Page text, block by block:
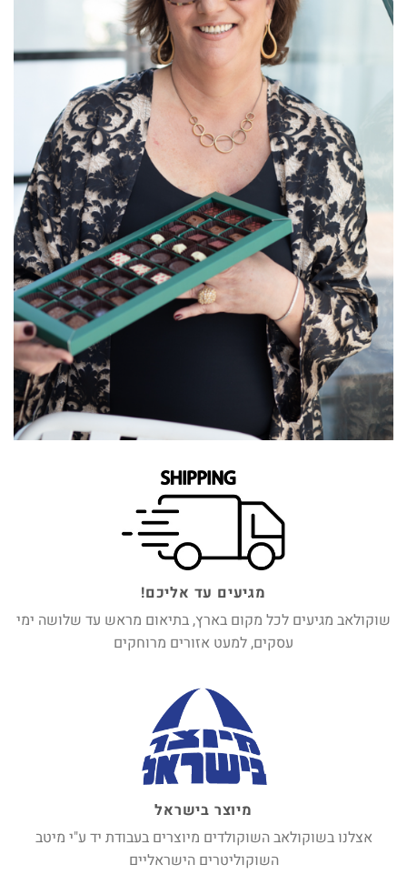
מגיעים עד אליכם!
שוקולאב מגיעים לכל מקום בארץ, בתיאום מראש עד שלושה ימי
עסקים, למעט אזורים מרוחקים
מיוצר בישראל
אצלנו בשוקולאב השוקולדים מיוצרים בעבודת יד ע"י מיטב
השוקוליטרים הישראליים